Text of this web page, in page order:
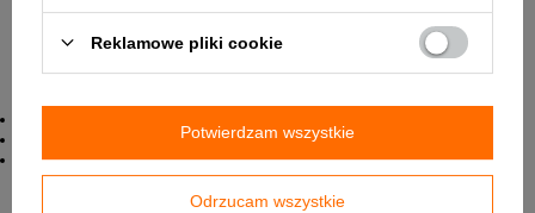
Materiał : blacha DC01 2mm, malowana farbą żaroodporną Senotherm
Gwarancja : 2 lata
Połączenia elementów powinny być uszczelniane za pomocą specjalnej
masy silikonowej odpornej do temperatury 1200*C
Reklamowe pliki cookie
Odrzucam wszystkie
Potwierdzam wszystkie